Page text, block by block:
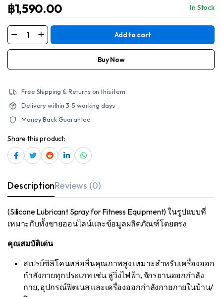
฿1,590.00 In Stock
North
Fitness
ส
ลิ
ลื่น
เครื่อง
กำลัง
quantity
Add to cart
Buy Now
Free Shipping & Returns on this item
Delivery within 3-5 working days
Money Back Guarantee
Share this product:
DescriptionReviews (0)
(Silicone Lubricant Spray for Fitness Equipment) ในรูปแบบที่
เหมาะกับทั้งขายออนไลน์และข้อมูลผลิตภัณฑ์โดยตรง
คุณสมบัติเด่น
สเปรย์ซิลิโคนหล่อลื่นคุณภาพสูง เหมาะสำหรับเครื่องออก
กำลังกายทุกประเภท เช่น ลู่วิ่งไฟฟ้า, จักรยานออกกำลัง
กาย, อุปกรณ์ฟิตเนส และเครื่องออกกำลังกายภายในบ้าน/